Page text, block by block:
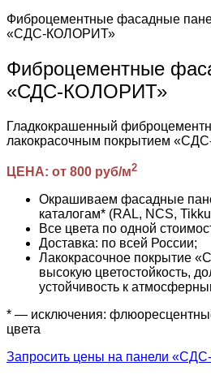
Фиброцементные фасадные
«СДС-КОЛОРИТ»
Фиброцементные
«СДС-КОЛОРИТ»
Гладкокрашенный
лакокрасочным покрытием
ЦЕНА: от 800 руб/м2
Окрашиваем фасадные
каталогам* (RAL, NCS,
Все цвета по одной
Доставка: по всей России;
Лакокрасочное покрытие
высокую цветостойкость,
устойчивость к
* — исключения:
цвета
Запросить цены на панели